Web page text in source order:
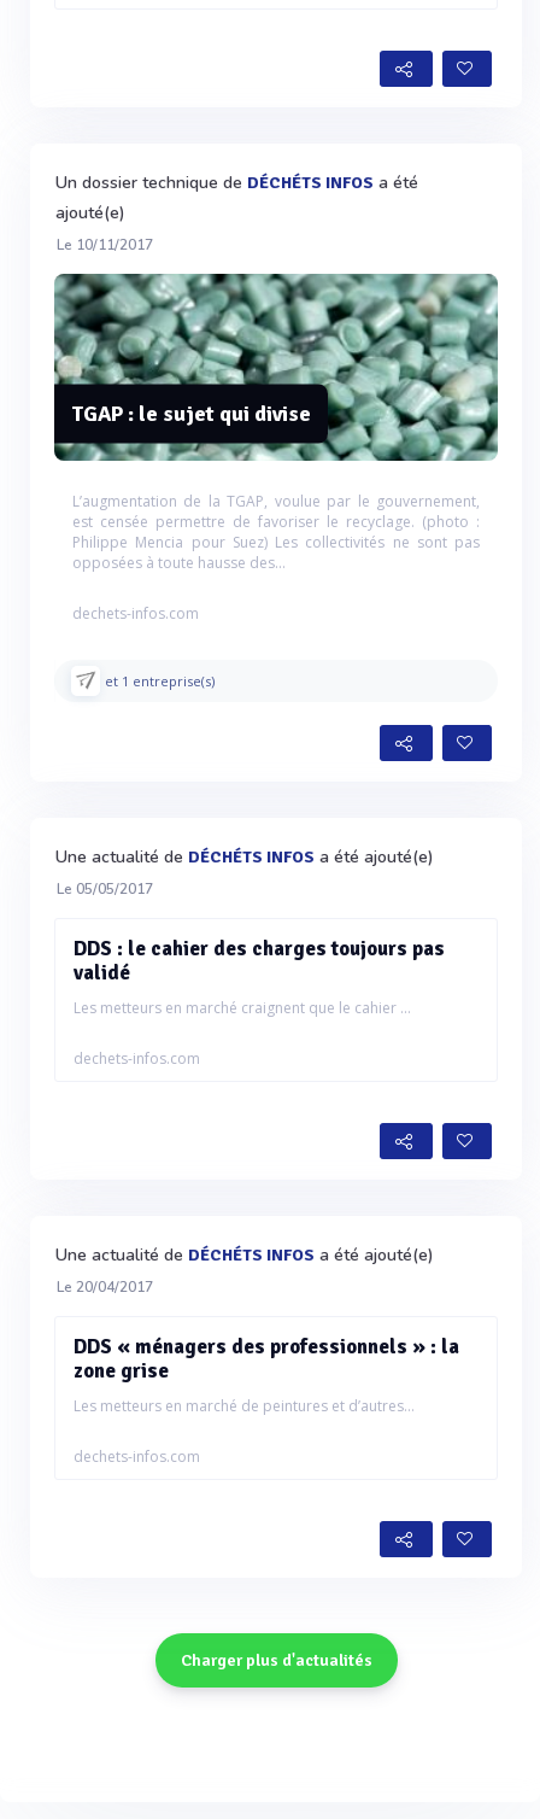
Un dossier technique de DÉCHÉTS INFOS a été
ajouté(e)
Le 10/11/2017
TGAP : le sujet qui divise
L’augmentation de la TGAP, voulue par le gouvernement,
est censée permettre de favoriser le recyclage. (photo :
Philippe Mencia pour Suez) Les collectivités ne sont pas
opposées à toute hausse des...
dechets-infos.com
et 1 entreprise(s)
Une actualité de DÉCHÉTS INFOS a été ajouté(e)
Le 05/05/2017
DDS : le cahier des charges toujours pas
validé
Les metteurs en marché craignent que le cahier ...
dechets-infos.com
Une actualité de DÉCHÉTS INFOS a été ajouté(e)
Le 20/04/2017
DDS « ménagers des professionnels » : la
zone grise
Les metteurs en marché de peintures et d’autres...
dechets-infos.com
Charger plus d'actualités